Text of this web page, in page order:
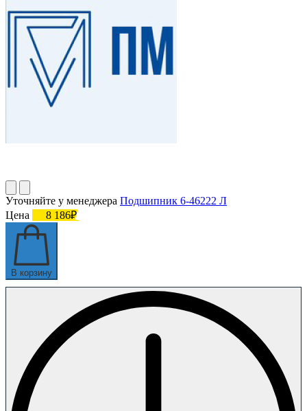
Уточняйте у менеджера Подшипник 6-46222 Л
Цена
8 186₽
В корзину